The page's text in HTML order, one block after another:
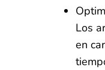
Los
en